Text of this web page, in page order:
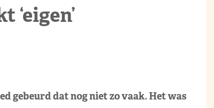
gebeurd dat nog niet zo vaak. Het was